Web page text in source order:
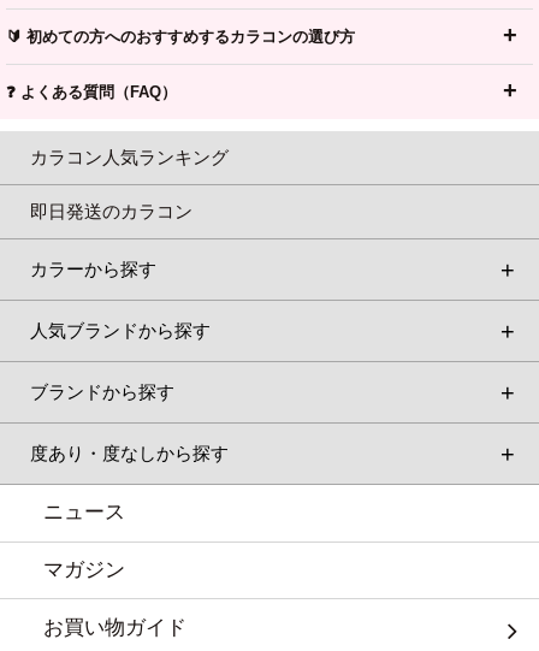
🔰 初めての方へのおすすめするカラコンの選び方
❓ よくある質問（FAQ）
カラコン人気ランキング
即日発送のカラコン
カラーから探す
人気ブランドから探す
ブランドから探す
度あり・度なしから探す
ニュース
マガジン
お買い物ガイド